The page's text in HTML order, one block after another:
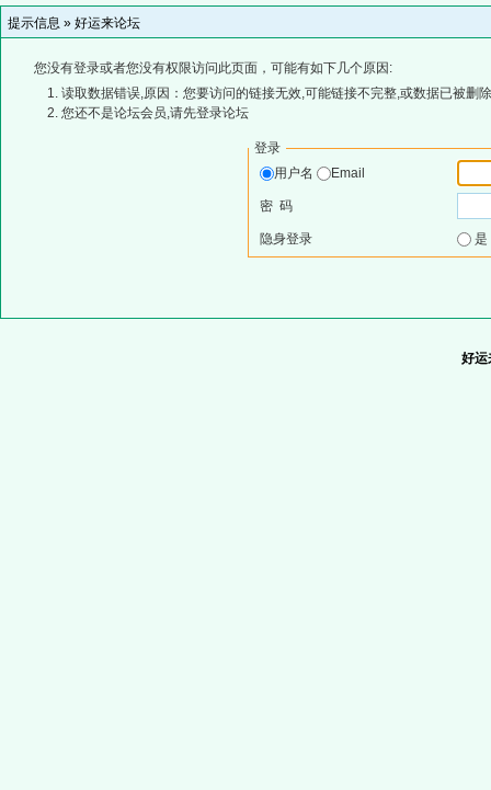
提示信息 » 好运来论坛
您没有登录或者您没有权限访问此页面，可能有如下几个原因:
读取数据错误,原因：您要访问的链接无效,可能链接不完整,或数据已被删
您还不是论坛会员,请先登录论坛
登录
用户名
Email
密 码
隐身登录
好